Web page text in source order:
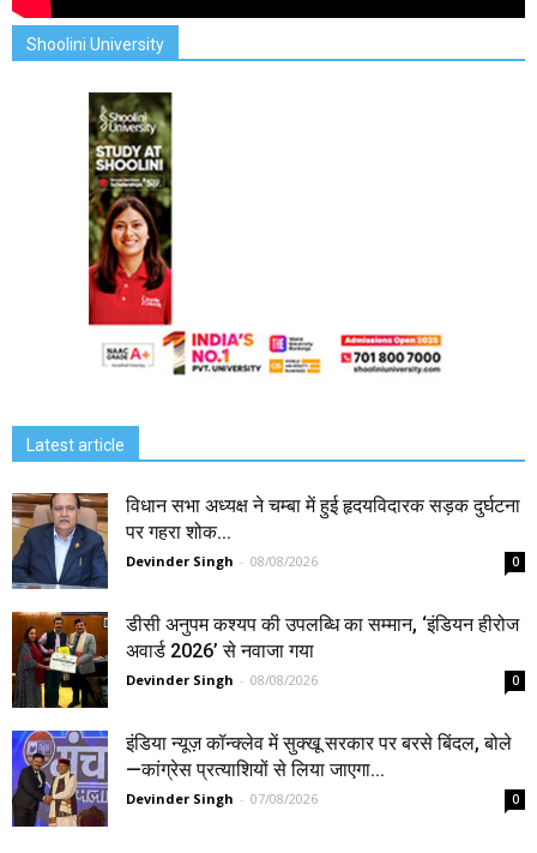
Shoolini University
Latest article
विधान सभा अध्यक्ष ने चम्बा में हुई हृदयविदारक सड़क दुर्घटना
पर गहरा शोक...
Devinder Singh - 08/08/2026 0
डीसी अनुपम कश्यप की उपलब्धि का सम्मान, ‘इंडियन हीरोज
अवार्ड 2026’ से नवाजा गया
Devinder Singh - 08/08/2026 0
इंडिया न्यूज़ कॉन्क्लेव में सुक्खू सरकार पर बरसे बिंदल, बोले
—कांग्रेस प्रत्याशियों से लिया जाएगा...
Devinder Singh - 07/08/2026 0